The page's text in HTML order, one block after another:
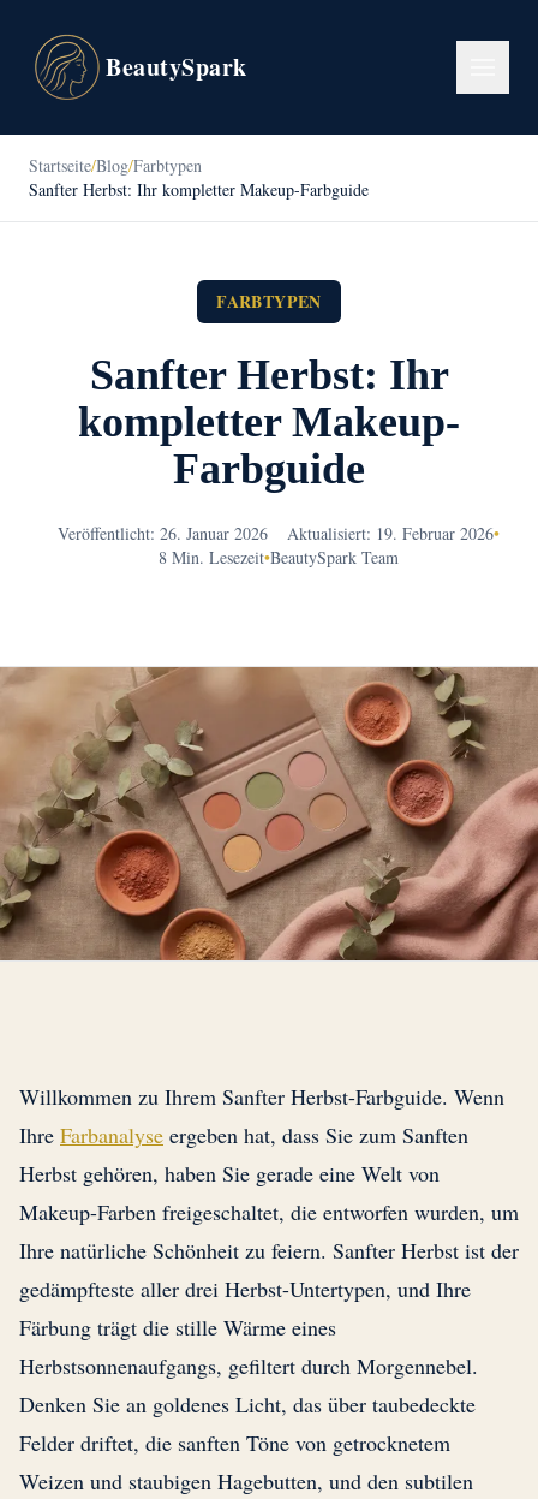
BeautySpark
Startseite/Blog/Farbtypen
Sanfter Herbst: Ihr kompletter Makeup-Farbguide
FARBTYPEN
Sanfter Herbst: Ihr
kompletter Makeup-
Farbguide
Veröffentlicht: 26. Januar 2026 Aktualisiert: 19. Februar 2026•
8 Min. Lesezeit•BeautySpark Team
Willkommen zu Ihrem Sanfter Herbst-Farbguide. Wenn
Ihre Farbanalyse ergeben hat, dass Sie zum Sanften
Herbst gehören, haben Sie gerade eine Welt von
Makeup-Farben freigeschaltet, die entworfen wurden, um
Ihre natürliche Schönheit zu feiern. Sanfter Herbst ist der
gedämpfteste aller drei Herbst-Untertypen, und Ihre
Färbung trägt die stille Wärme eines
Herbstsonnenaufgangs, gefiltert durch Morgennebel.
Denken Sie an goldenes Licht, das über taubedeckte
Felder driftet, die sanften Töne von getrocknetem
Weizen und staubigen Hagebutten, und den subtilen